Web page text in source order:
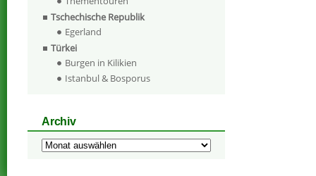
Tschechische Republik
Egerland
Türkei
Burgen in Kilikien
Istanbul & Bosporus
Archiv
Archiv